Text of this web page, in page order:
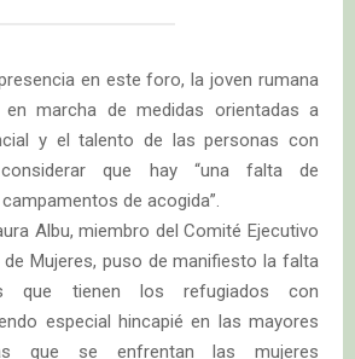
en este foro, la joven rumana
marcha de medidas orientadas a
y el talento de las personas con
que hay “una falta de
de acogida”.
Albu, miembro del Comité Ejecutivo
de Mujeres, puso de manifiesto la falta
que tienen los refugiados con
especial hincapié en las mayores
que se enfrentan las mujeres